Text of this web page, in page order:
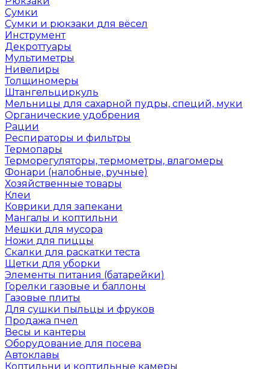
Сумки
Сумки и рюкзаки для вёсел
Инструмент
Декроттуары
Мультиметры
Нивелиры
Толщиномеры
Штангельциркуль
Мельницы для сахарной пудры, специй, муки
Органические удобрения
Рации
Респираторы и фильтры
Термопары
Терморегуляторы, термометры, влагомеры
Фонари (налобные, ручные)
Хозяйственные товары
Клеи
Коврики для запекани
Мангалы и коптильни
Мешки для мусора
Ножи для пиццы
Скалки для раскатки теста
Щетки для уборки
Элементы питания (батарейки)
Горелки газовые и баллоны
Газовые плиты
Для сушки пыльцы и фруков
Продажа пчел
Весы и кантеры
Оборудование для посева
Автоклавы
Коптильни и коптильные камеры